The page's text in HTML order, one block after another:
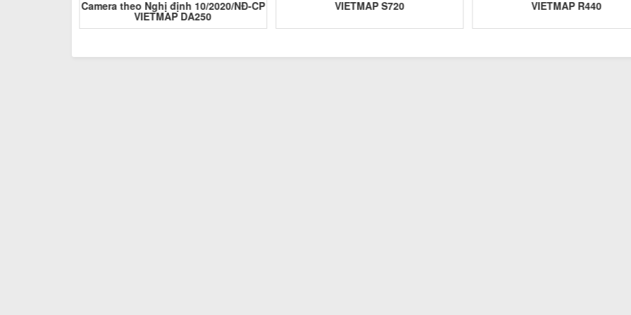
Camera theo Nghị định 10/2020/NĐ-CP
VIETMAP DA250
VIETMAP S720 VIETMAP R440